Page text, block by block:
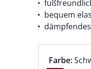
bequem
Farbe: